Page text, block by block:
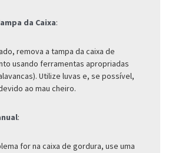
da Caixa:
remova a tampa da caixa de
usando ferramentas apropriadas
Utilize luvas e, se possível,
ao mau cheiro.
:
for na caixa de gordura, use uma